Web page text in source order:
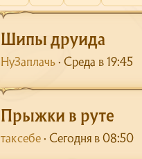
Шипы друида
НуЗаплачь Среда в 19:45
Прыжки в руте
таксебе Сегодня в 08:50